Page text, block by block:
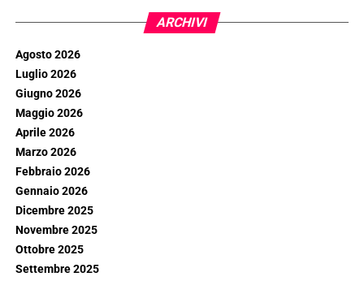
ARCHIVI
Agosto 2026
Luglio 2026
Giugno 2026
Maggio 2026
Aprile 2026
Marzo 2026
Febbraio 2026
Gennaio 2026
Dicembre 2025
Novembre 2025
Ottobre 2025
Settembre 2025